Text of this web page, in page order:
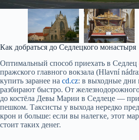
Как добраться до Седлецкого монастыря
Оптимальный способ приехать в
пражского главного вокзала (Hlavní
купить заранее на cd.cz: в выходные дни
разбирают быстро. От
до костёла Девы Марии в Седлеце —
пешком. Таксисты у выхода нередко
крон и больше: если вы налегке, этот
стоит таких денег.